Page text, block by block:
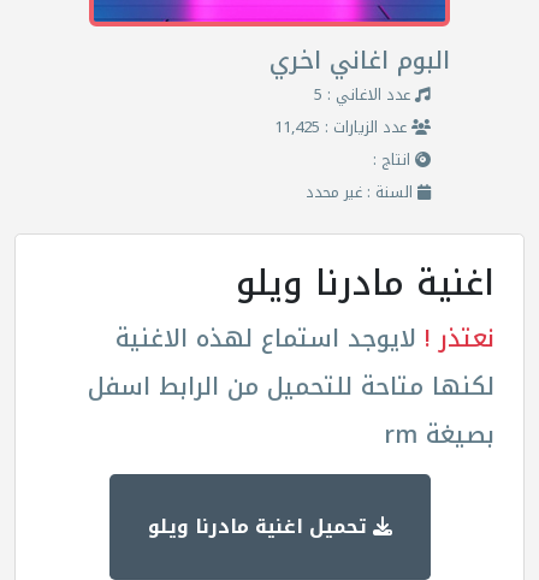
البوم اغاني اخري
عدد الاغاني : 5
عدد الزيارات : 11,425
انتاج :
السنة : غير محدد
اغنية مادرنا ويلو
نعتذر ! لايوجد استماع لهذه الاغنية
لكنها متاحة للتحميل من الرابط اسفل
بصيغة rm
تحميل اغنية مادرنا ويلو